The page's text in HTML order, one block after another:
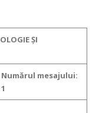
ȘI
Numărul mesajului:
1